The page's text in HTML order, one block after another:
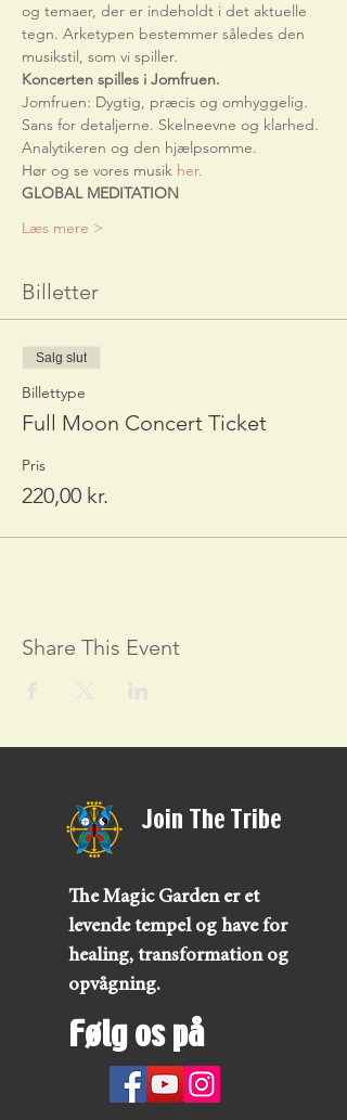
og temaer, der er indeholdt i det aktuelle
tegn. Arketypen bestemmer således den
musikstil, som vi spiller.
Koncerten spilles i Jomfruen.
Jomfruen: Dygtig, præcis og omhyggelig.
Sans for detaljerne. Skelneevne og klarhed.
Analytikeren og den hjælpsomme.
Hør og se vores musik her.
GLOBAL MEDITATION
Læs mere >
Billetter
Salg slut
Billettype
Full Moon Concert Ticket
Pris
220,00 kr.
Share This Event
Join The Tribe
The Magic Garden er et
levende tempel og have for
healing, transformation og
opvågning.
Følg os på